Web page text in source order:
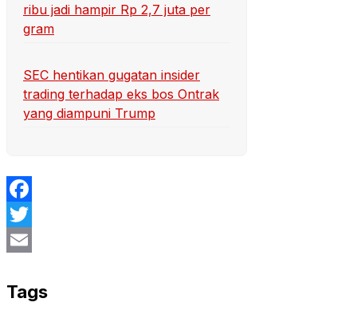
ribu jadi hampir Rp 2,7 juta per
gram
SEC hentikan gugatan insider
trading terhadap eks bos Ontrak
yang diampuni Trump
Facebook
Twitter
Tags